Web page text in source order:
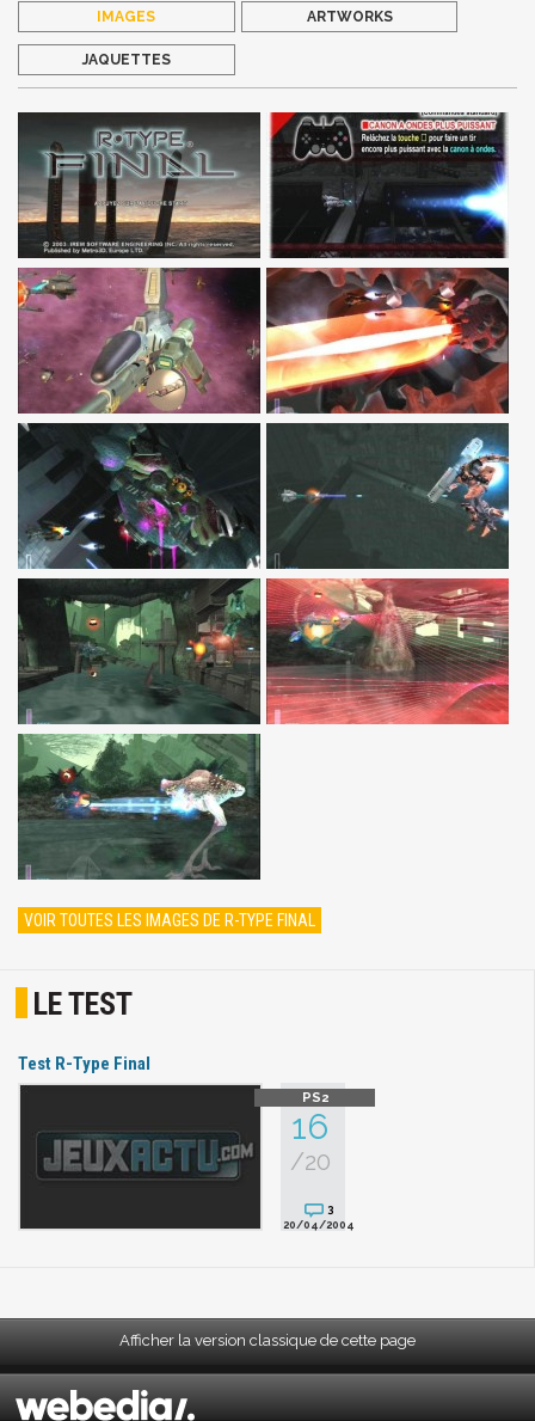
IMAGES ARTWORKS
JAQUETTES
VOIR TOUTES LES IMAGES DE R-TYPE FINAL
LE TEST
Test R-Type Final
16
/20
3
20/04/2004
Afficher la version classique de cette page